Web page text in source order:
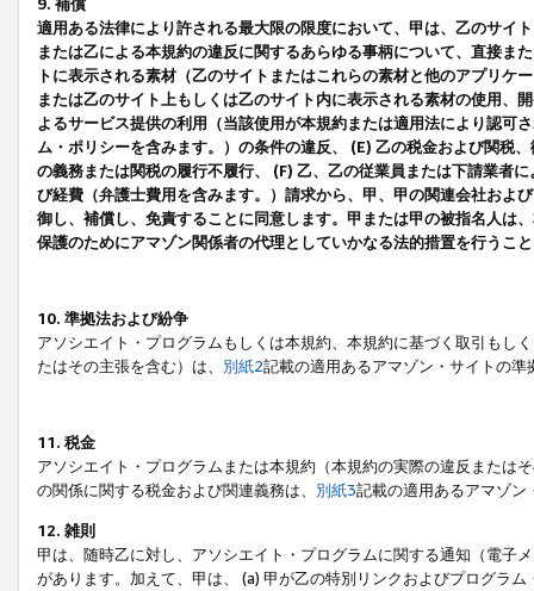
9. 補償
適用ある法律により許される最大限の限度において、甲は、乙のサイ
または乙による本規約の違反に関するあらゆる事柄について、直接ま
トに表示される素材（乙のサイトまたはこれらの素材と他のアプリ
または乙のサイト上もしくは乙のサイト内に表示される素材の使用、
よるサービス提供の利用（当該使用が本規約または適用法により認可
ム・ポリシーを含みます。）の条件の違反、 (E) 乙の税金および関税
の義務または関税の履行不履行、 (F) 乙、乙の従業員または下請業者
び経費（弁護士費用を含みます。）請求から、甲、甲の関連会社およ
御し、補償し、免責することに同意します。甲または甲の被指名人は
保護のためにアマゾン関係者の代理としていかなる法的措置を行うこ
10. 準拠法および紛争
アソシエイト・プログラムもしくは本規約、本規約に基づく取引もし
たはその主張を含む）は、 別紙2記載の適用あるアマゾン・サイトの
11. 税金
アソシエイト・プログラムまたは本規約（本規約の実際の違反または
の関係に関する税金および関連義務は、 別紙3記載の適用あるアマゾン
12. 雑則
甲は、随時乙に対し、アソシエイト・プログラムに関する通知（電子
があります。加えて、甲は、 (a) 甲が乙の特別リンクおよびプログラ